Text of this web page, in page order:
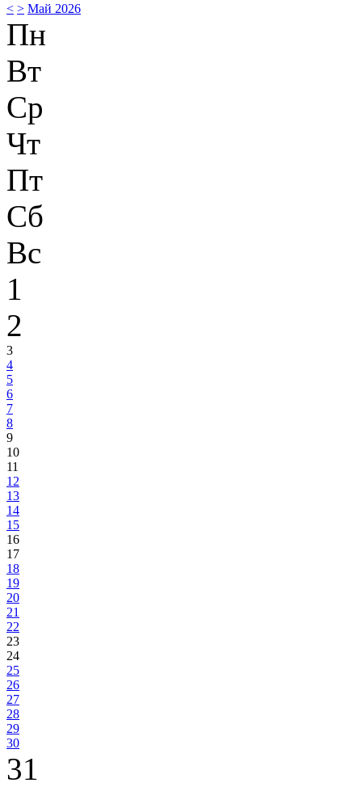
< > Май 2026
Пн
Вт
Ср
Чт
Пт
Сб
Вс
1
2
3
4
5
6
7
8
9
10
11
12
13
14
15
16
17
18
19
20
21
22
23
24
25
26
27
28
29
30
31